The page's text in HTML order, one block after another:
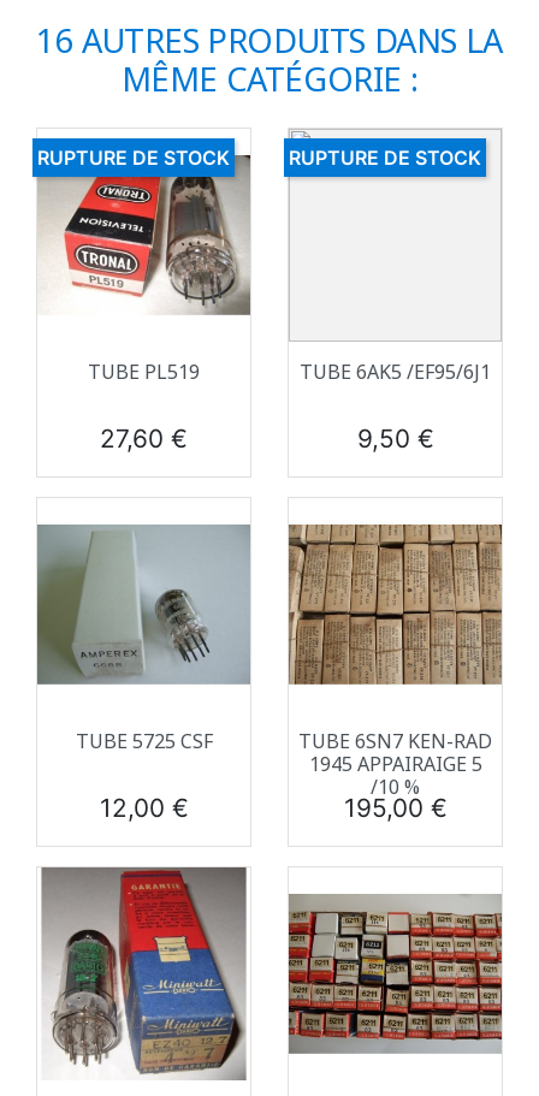
16 AUTRES PRODUITS DANS LA
MÊME CATÉGORIE :
TUBE PL519
Prix
27,60 €
RUPTURE DE STOCK
TUBE 6AK5 /EF95/6J1
Prix
9,50 €
RUPTURE DE STOCK
TUBE 5725 CSF
Prix
12,00 €
TUBE 6SN7 KEN-RAD
1945 APPAIRAIGE 5
/10 %
Prix
195,00 €